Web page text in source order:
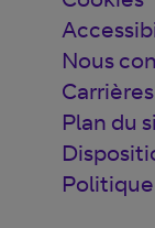
Nous
Carrières
Plan du